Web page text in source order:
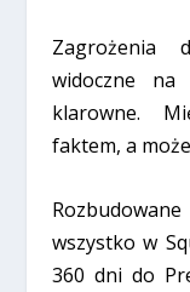
Zagrożenia
widoczne
klarowne.
faktem, a
wszystko w
360 dni do